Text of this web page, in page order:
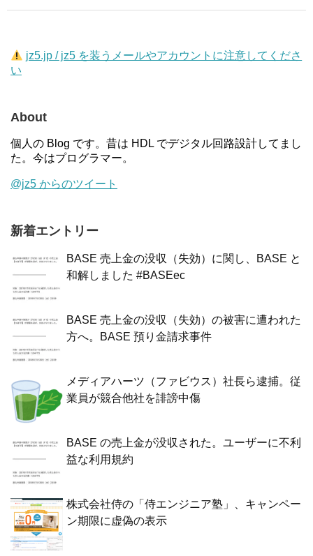
jz5.jp / jz5 を装うメールやアカウントに注意してくださ
い
About
個人の Blog です。昔は HDL でデジタル回路設計してまし
た。今はプログラマー。
@jz5 からのツイート
新着エントリー
BASE 売上金の没収（失効）に関し、BASE と
和解しました #BASEec
BASE 売上金の没収（失効）の被害に遭われた
方へ。BASE 預り金請求事件
メディアハーツ（ファビウス）社長ら逮捕。従
業員が競合他社を誹謗中傷
BASE の売上金が没収された。ユーザーに不利
益な利用規約
株式会社侍の「侍エンジニア塾」、キャンペー
ン期限に虚偽の表示